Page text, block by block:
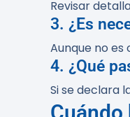
Revisar
3. ¿Es
Aunque no
4. ¿Qué
Si se declara